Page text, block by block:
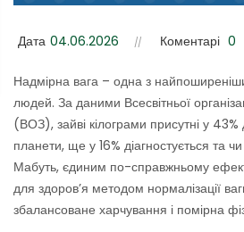
Дата 04.06.2026 Коментарі 0
Надмірна вага – одна з
людей. За даними Всесвітньої
(ВОЗ), зайві кілограми присутні у
планети, ще у 16% діагностується та
Мабуть, єдиним по-справжньому
для здоров’я методом нормалізації
збалансоване харчування і помірна